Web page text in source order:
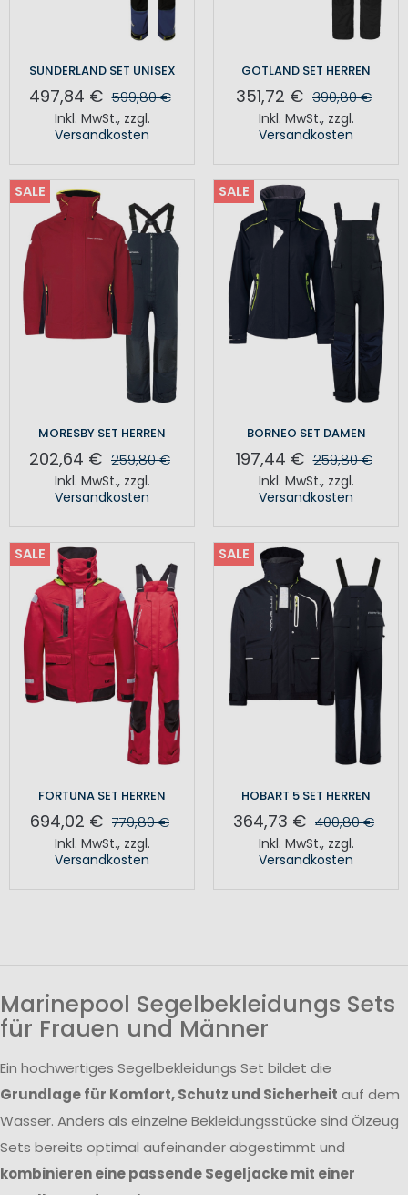
SUNDERLAND SET UNISEX
497,84 € 599,80 €
Inkl. MwSt., zzgl.
Versandkosten
GOTLAND SET HERREN
351,72 € 390,80 €
Inkl. MwSt., zzgl.
Versandkosten
SALE
MORESBY SET HERREN
202,64 € 259,80 €
Inkl. MwSt., zzgl.
Versandkosten
SALE
BORNEO SET DAMEN
197,44 € 259,80 €
Inkl. MwSt., zzgl.
Versandkosten
SALE
FORTUNA SET HERREN
694,02 € 779,80 €
Inkl. MwSt., zzgl.
Versandkosten
SALE
HOBART 5 SET HERREN
364,73 € 400,80 €
Inkl. MwSt., zzgl.
Versandkosten
Marinepool Segelbekleidungs Sets
für Frauen und Männer
Ein hochwertiges Segelbekleidungs Set bildet die
Grundlage für Komfort, Schutz und Sicherheit auf dem
Wasser. Anders als einzelne Bekleidungsstücke sind Ölzeug
Sets bereits optimal aufeinander abgestimmt und
kombinieren eine passende Segeljacke mit einer